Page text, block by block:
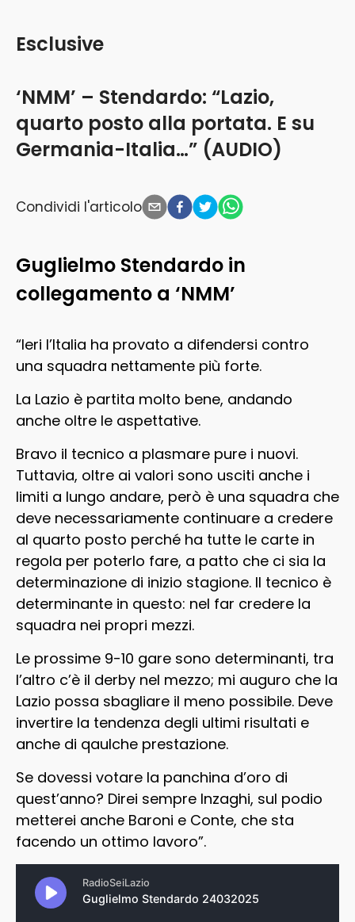
‘NMM’ – Stendardo: “Lazio,
quarto posto alla portata. E su
Germania-Italia…” (AUDIO)
Esclusive
Condividi l'articolo
Guglielmo Stendardo in
collegamento a ‘NMM’
“Ieri l’Italia ha provato a difendersi contro
una squadra nettamente più forte.
La Lazio è partita molto bene, andando
anche oltre le aspettative.
Bravo il tecnico a plasmare pure i nuovi.
Tuttavia, oltre ai valori sono usciti anche i
limiti a lungo andare, però è una squadra che
deve necessariamente continuare a credere
al quarto posto perché ha tutte le carte in
regola per poterlo fare, a patto che ci sia la
determinazione di inizio stagione. Il tecnico è
determinante in questo: nel far credere la
squadra nei propri mezzi.
Le prossime 9-10 gare sono determinanti, tra
l’altro c’è il derby nel mezzo; mi auguro che la
Lazio possa sbagliare il meno possibile. Deve
invertire la tendenza degli ultimi risultati e
anche di qaulche prestazione.
Se dovessi votare la panchina d’oro di
quest’anno? Direi sempre Inzaghi, sul podio
metterei anche Baroni e Conte, che sta
facendo un ottimo lavoro”.